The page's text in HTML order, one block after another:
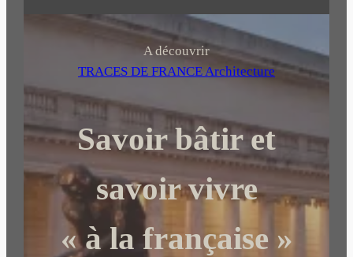
r
h
r
A découvrir
TRACES DE FRANCE Architecture
Savoir bâtir et
savoir vivre
« à la française »